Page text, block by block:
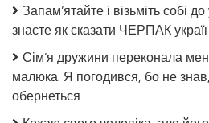
Запам’ятайте і візьміть собі
знаєте як сказати ЧЕРПАК
Сім’я дружини переконала
малюка. Я погодився, бо не
обернеться